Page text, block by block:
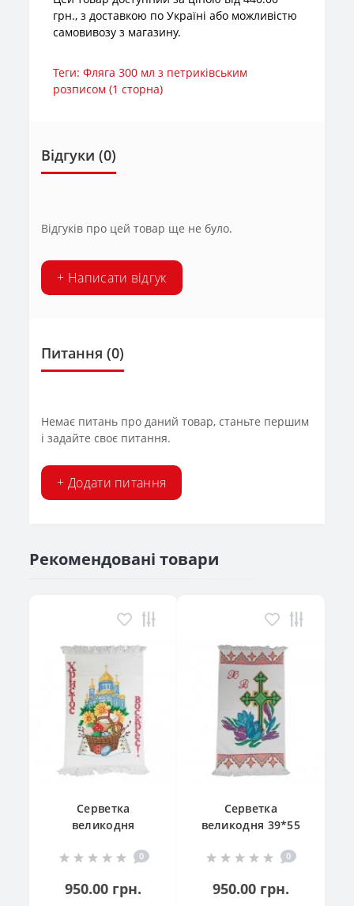
грн., з доставкою по Україні або можливістю
самовивозу з магазину.
Теги:Фляга 300 мл з петриківським
розписом (1 сторна)
Відгуки (0)
Відгуків про цей товар ще не було.
+ Написати відгук
Питання (0)
Немає питань про даний товар, станьте першим
і задайте своє питання.
+ Додати питання
Рекомендовані товари
Серветка
великодня
кошик"
0
950.00 грн.
Серветка
великодня 39*55
0
950.00 грн.